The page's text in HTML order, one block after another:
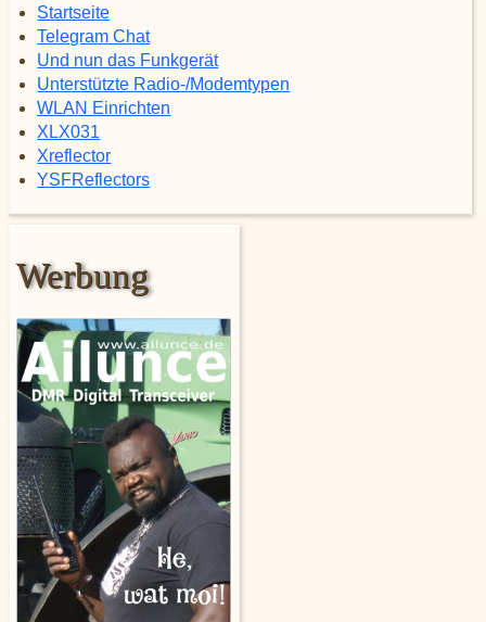
Startseite
Telegram Chat
Und nun das Funkgerät
Unterstützte Radio-/Modemtypen
WLAN Einrichten
XLX031
Xreflector
YSFReflectors
Werbung